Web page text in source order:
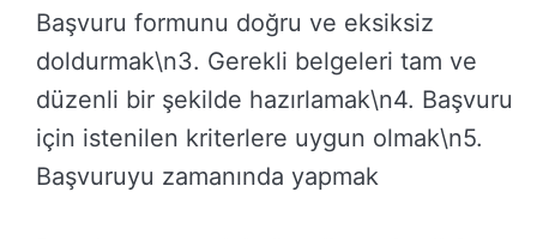
Başvuru formunu doğru ve eksiksiz
doldurmak\n3. Gerekli belgeleri tam ve
düzenli bir şekilde hazırlamak\n4. Başvuru
için istenilen kriterlere uygun olmak\n5.
Başvuruyu zamanında yapmak